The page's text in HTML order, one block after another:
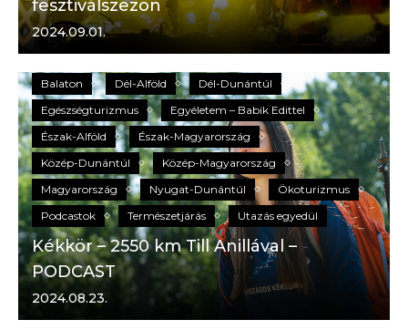
fesztiválszezon
2024.09.01.
A holnap A Holnap - GOGOGO
Aktív turizmus
Balaton
Dél-Alföld
Dél-Dunántúl
Egészségturizmus
Egyéletem – Babik Edittel
Észak-Alföld
Észak-Magyarország
Közép-Dunántúl
Közép-Magyarország
Magyarország
Nyugat-Dunántúl
Ökoturizmus
Podcastok
Természetjárás Utazás egyedül
Kékkör – 2550 km Till Anillával –
PODCAST
2024.08.23.